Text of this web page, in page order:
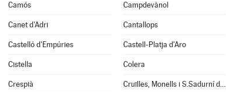
Camós Campdevànol
Canet d'Adri Cantallops
Castelló d'Empúries Castell-Platja d'Aro
Cistella Colera
Crespià Cruïlles, Monells i S.Sadurní de l'Heura